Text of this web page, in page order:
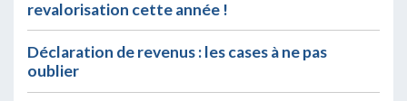
revalorisation cette année !
Déclaration de revenus : les cases à ne pas
oublier